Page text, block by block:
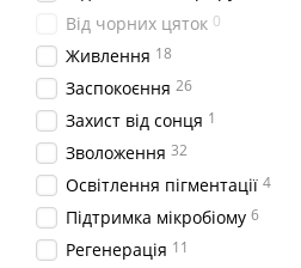
Від чорних цяток 0
Живлення 18
Заспокоєння 26
Захист від сонця 1
Зволоження 32
Освітлення пігментації 4
Підтримка мікробіому 6
Регенерація 11